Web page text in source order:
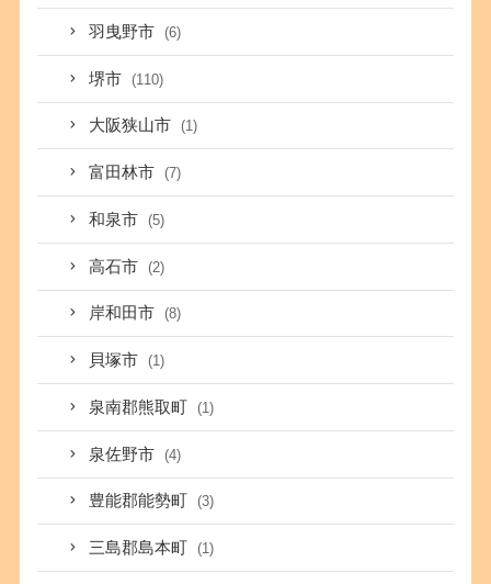
羽曳野市 (6)
堺市 (110)
大阪狭山市 (1)
富田林市 (7)
和泉市 (5)
高石市 (2)
岸和田市 (8)
貝塚市 (1)
泉南郡熊取町 (1)
泉佐野市 (4)
豊能郡能勢町 (3)
三島郡島本町 (1)